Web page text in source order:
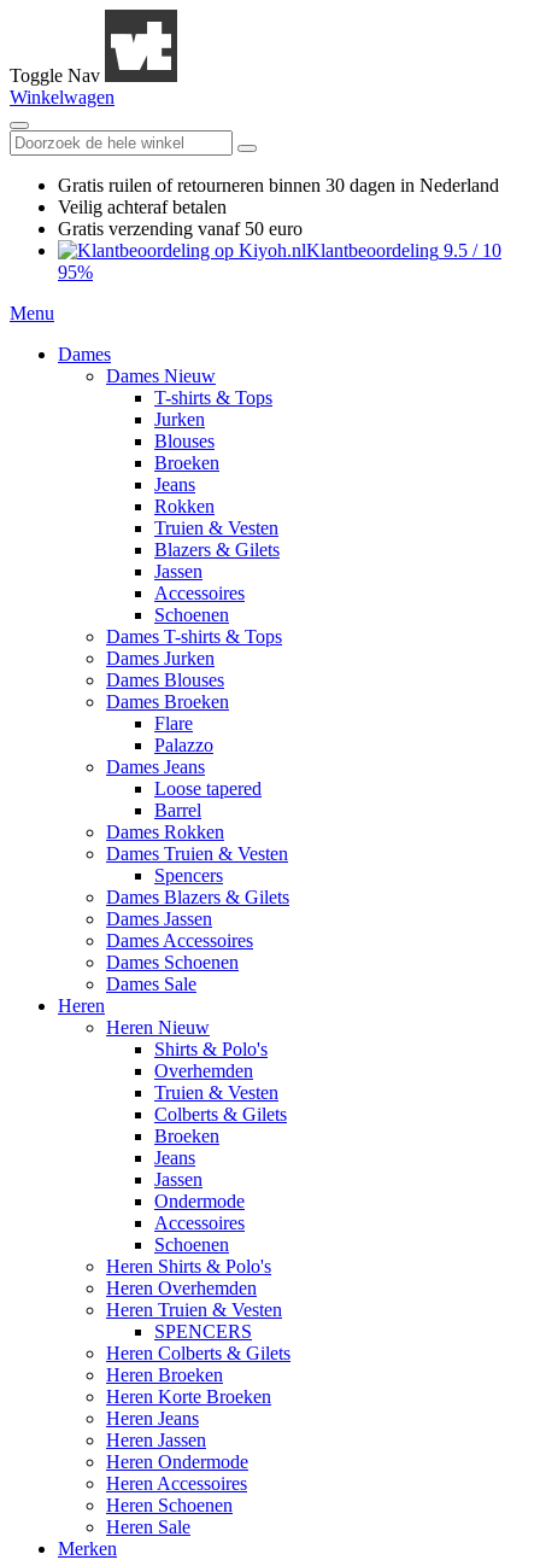
Toggle Nav
Winkelwagen
Gratis ruilen of retourneren binnen 30 dagen in Nederland
Veilig achteraf betalen
Gratis verzending vanaf 50 euro
Klantbeoordeling 9.5 / 10
95%
Menu
Dames
Dames Nieuw
T-shirts & Tops
Jurken
Blouses
Broeken
Jeans
Rokken
Truien & Vesten
Blazers & Gilets
Jassen
Accessoires
Schoenen
Dames T-shirts & Tops
Dames Jurken
Dames Blouses
Dames Broeken
Flare
Palazzo
Dames Jeans
Loose tapered
Barrel
Dames Rokken
Dames Truien & Vesten
Spencers
Dames Blazers & Gilets
Dames Jassen
Dames Accessoires
Dames Schoenen
Dames Sale
Heren
Heren Nieuw
Shirts & Polo's
Overhemden
Truien & Vesten
Colberts & Gilets
Broeken
Jeans
Jassen
Ondermode
Accessoires
Schoenen
Heren Shirts & Polo's
Heren Overhemden
Heren Truien & Vesten
SPENCERS
Heren Colberts & Gilets
Heren Broeken
Heren Korte Broeken
Heren Jeans
Heren Jassen
Heren Ondermode
Heren Accessoires
Heren Schoenen
Heren Sale
Merken